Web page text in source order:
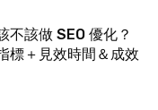
不該做 SEO 優化？
標＋見效時間＆成效